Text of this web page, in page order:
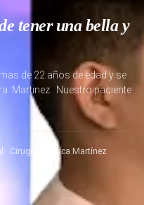
tener una bella y
de 22 años de edad y se
Martinez. Nuestro paciente
· Cirugía Plástica Martínez